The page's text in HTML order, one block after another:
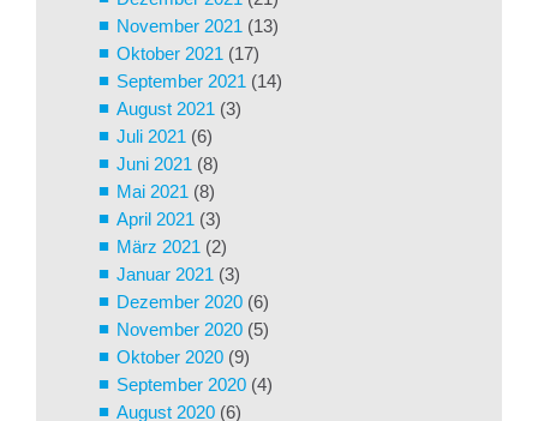
November 2021 (13)
Oktober 2021 (17)
September 2021 (14)
August 2021 (3)
Juli 2021 (6)
Juni 2021 (8)
Mai 2021 (8)
April 2021 (3)
März 2021 (2)
Januar 2021 (3)
Dezember 2020 (6)
November 2020 (5)
Oktober 2020 (9)
September 2020 (4)
August 2020 (6)